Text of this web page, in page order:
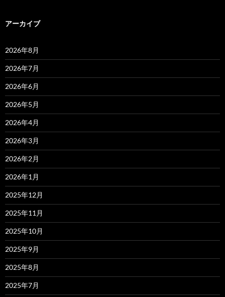
アーカイブ
2026年8月
2026年7月
2026年6月
2026年5月
2026年4月
2026年3月
2026年2月
2026年1月
2025年12月
2025年11月
2025年10月
2025年9月
2025年8月
2025年7月